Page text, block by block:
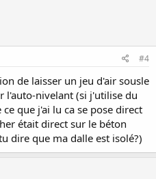
#4
de laisser un jeu d'air sousle
l'auto-nivelant (si j'utilise du
que j'ai lu ca se pose direct
était direct sur le béton
dire que ma dalle est isolé?)